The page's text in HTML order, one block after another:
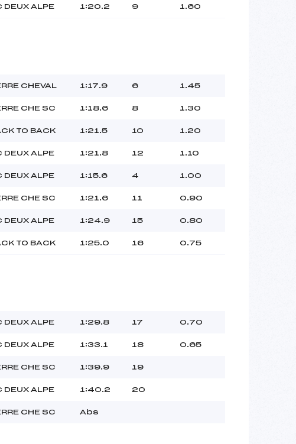
DEUX ALPE 1:20.2 9 1.60
CHEVAL 1:17.9 6 1.45
CHE SC 1:18.6 8 1.30
TO BACK 1:21.5 10 1.20
DEUX ALPE 1:21.8 12 1.10
DEUX ALPE 1:15.6 4 1.00
CHE SC 1:21.6 11 0.90
DEUX ALPE 1:24.9 15 0.80
TO BACK 1:25.0 16 0.75
DEUX ALPE 1:29.8 17 0.70
DEUX ALPE 1:33.1 18 0.65
CHE SC 1:39.9 19
DEUX ALPE 1:40.2 20
CHE SC Abs